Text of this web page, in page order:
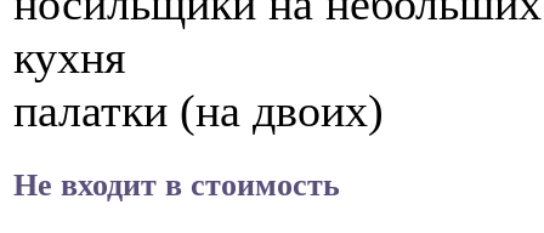
кухня
палатки (на двоих)
Не входит в стоимость